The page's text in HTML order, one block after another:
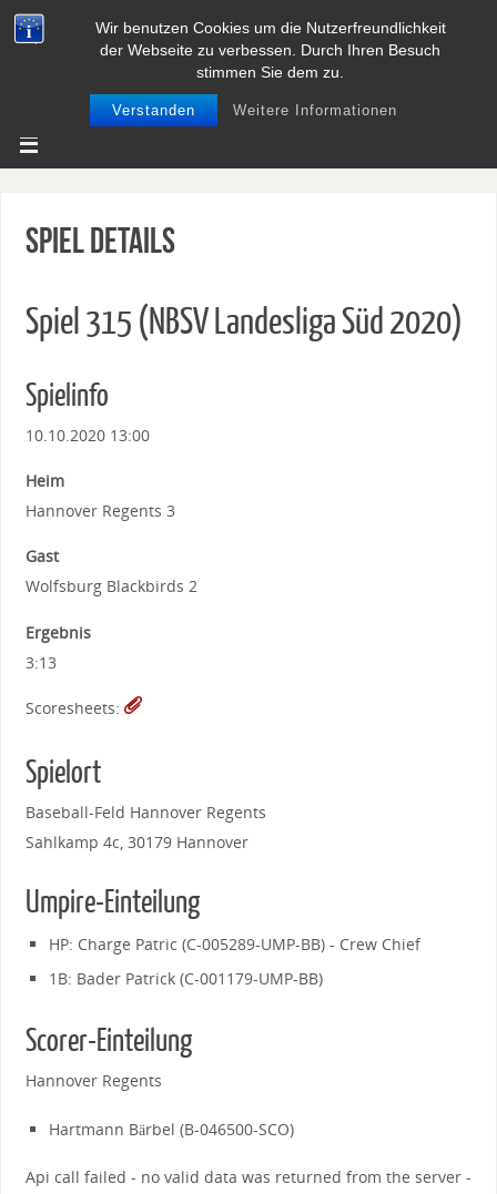
Wir benutzen Cookies um die Nutzerfreundlichkeit
der Webseite zu verbessen. Durch Ihren Besuch
stimmen Sie dem zu.
Verstanden Weitere Informationen
BASEBALL UND SOFTBALL IN
NIEDERSACHSEN
Spiel Details
Spiel 315 (NBSV Landesliga Süd 2020)
Spielinfo
10.10.2020 13:00
Heim
Hannover Regents 3
Gast
Wolfsburg Blackbirds 2
Ergebnis
3:13
Scoresheets:
Spielort
Baseball-Feld Hannover Regents
Sahlkamp 4c, 30179 Hannover
Umpire-Einteilung
HP: Charge Patric (C-005289-UMP-BB) - Crew Chief
1B: Bader Patrick (C-001179-UMP-BB)
Scorer-Einteilung
Hannover Regents
Hartmann Bärbel (B-046500-SCO)
Api call failed - no valid data was returned from the server -